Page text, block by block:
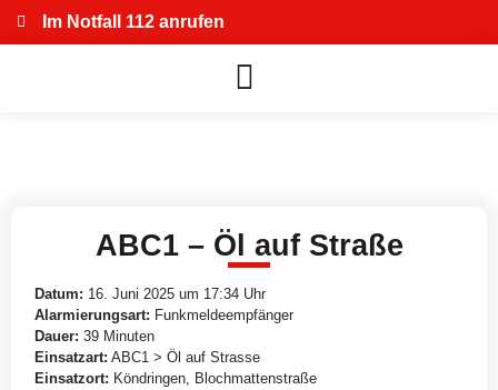
Im Notfall 112 anrufen
ABC1 – Öl auf Straße
Datum: 16. Juni 2025 um 17:34 Uhr
Alarmierungsart: Funkmeldeempfänger
Dauer: 39 Minuten
Einsatzart: ABC1 > Öl auf Strasse
Einsatzort: Köndringen, Blochmattenstraße